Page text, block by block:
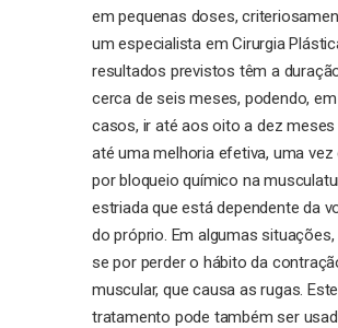
em pequenas doses,
um especialista em Cirurgia
resultados previstos têm a
cerca de seis meses, podendo,
casos, ir até aos oito a dez meses
até uma melhoria efetiva, uma vez
por bloqueio químico na
estriada que está dependente da
do próprio. Em algumas situações,
se por perder o hábito da
muscular, que causa as rugas. Este
tratamento pode também ser